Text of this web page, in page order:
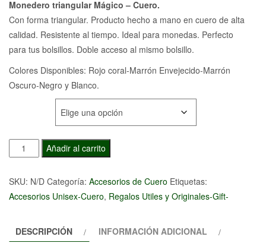
precios:
desde
15,00€
hasta
19,00€
Monedero triangular Mágico – Cuero.
Con forma triangular. Producto hecho a mano en cuero de alta
calidad. Resistente al tiempo. Ideal para monedas. Perfecto
para tus bolsillos. Doble acceso al mismo bolsillo.
Colores Disponibles: Rojo coral-Marrón Envejecido-Marrón
Oscuro-Negro y Blanco.
Monedero
triangular
Mágico
-
Añadir al carrito
SKU: N/D Categoría: Accesorios de Cuero Etiquetas:
Accesorios Unisex-Cuero, Regalos Utiles y Originales-Gift-
DESCRIPCIÓN
INFORMACIÓN ADICIONAL